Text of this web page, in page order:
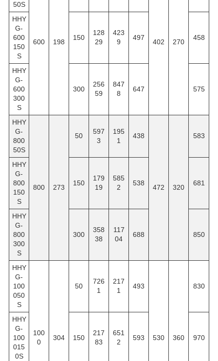
50S
600 198 402 270
HHY
G-
600
150
S
150
128
29
423
9
497 458
HHY
G-
600
300
S
300
256
59
847
8
647 575
HHY
G-
800
50S
800 273
50
597
3
195
1
438
472 320
583
HHY
G-
800
150
S
150
179
19
585
2
538 681
HHY
G-
800
300
S
300
358
38
117
04
688 850
HHY
G-
100
050
S
100
0
304
50
726
1
217
1
493
530 360
830
HHY
G-
100
015
0S
150
217
83
651
2
593 970